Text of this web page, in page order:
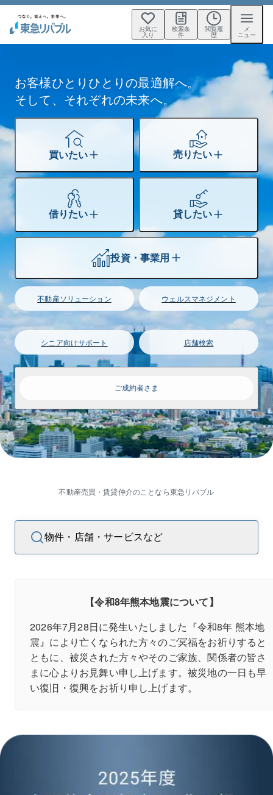
お気に
入り
検索条
件
閲覧履
歴
メ
ニュー
不動産売買・賃貸仲介のことなら東急リバブル
お客様ひとりひとりの最適解へ。
そして、それぞれの未来へ。
買いたい 売りたい
借りたい 貸したい
投資・事業用
不動産ソリューション ウェルスマネジメント
シニア向けサポート 店舗検索
ご成約者さま
物件・店舗・サービスなど
【令和8年熊本地震について】
2026年7月28日に発生いたしました『令和8年 熊本地
震』により亡くなられた方々のご冥福をお祈りすると
ともに、被災された方々やそのご家族、関係者の皆さ
まに心よりお見舞い申し上げます。被災地の一日も早
い復旧・復興をお祈り申し上げます。